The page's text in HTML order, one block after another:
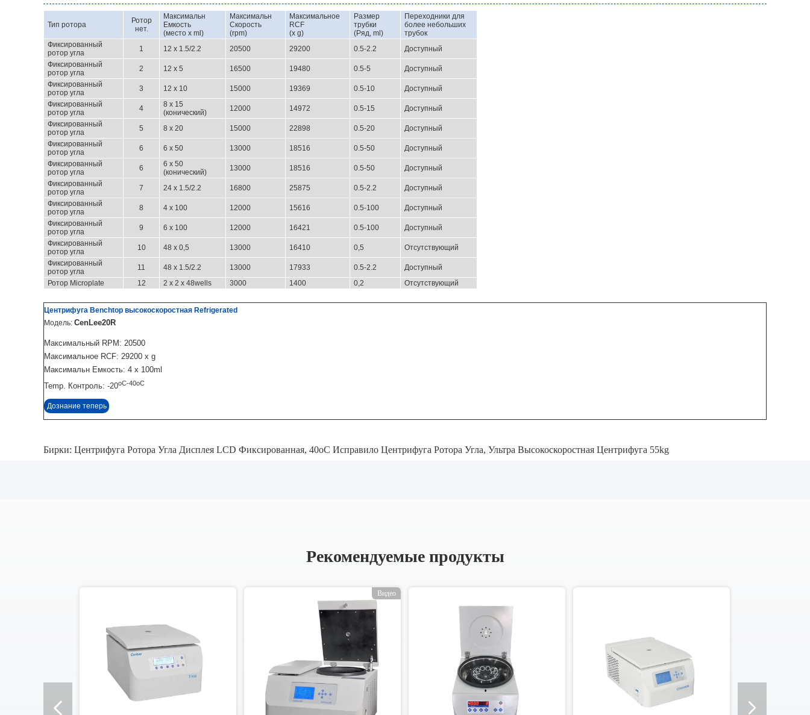
Тип ротора
Ротор
нет.
Максимальн
Емкость
(место x ml)
Максимальн
Скорость
(rpm)
Максимальное
RCF
(x g)
Размер
трубки
(Ряд, ml)
Переходники для
более небольших
трубок
Фиксированный
ротор угла
1 12 x 1.5/2.2 20500 29200 0.5-2.2
Доступный
Фиксированный
ротор угла
2 12 x 5 16500 19480 0.5-5
Доступный
Фиксированный
ротор угла
3 12 x 10 15000 19369 0.5-10
Доступный
Фиксированный
ротор угла
4
8 x 15
(конический)
12000 14972 0.5-15
Доступный
Фиксированный
ротор угла
5 8 x 20 15000 22898 0.5-20
Доступный
Фиксированный
ротор угла
6 6 x 50 13000 18516 0.5-50
Доступный
Фиксированный
ротор угла
6
6 x 50
(конический)
13000 18516 0.5-50
Доступный
Фиксированный
ротор угла
7 24 x 1.5/2.2 16800 25875 0.5-2.2
Доступный
Фиксированный
ротор угла
8 4 x 100 12000 15616 0.5-100
Доступный
Фиксированный
ротор угла
9 6 x 100 12000 16421 0.5-100
Доступный
Фиксированный
ротор угла
10 48 x 0,5 13000 16410 0,5
Отсутствующий
Фиксированный
ротор угла
11 48 x 1.5/2.2 13000 17933 0.5-2.2
Доступный
Ротор Microplate
12 2 x 2 x 48wells 3000 1400 0,2 Отсутствующий
Центрифуга Benchtop высокоскоростная Refrigerated
Модель: CenLee20R
Максимальный RPM: 20500
Максимальное RCF: 29200 x g
Максимальн Емкость: 4 x 100ml
Temp. Контроль: -20oC-40oC
Дознание теперь
Бирки: Центрифуга Ротора Угла Дисплея LCD Фиксированная, 40oC Исправило Центрифуга Ротора Угла, Ультра Высокоскоростная Центрифуга 55kg
Рекомендуемые продукты
Видео